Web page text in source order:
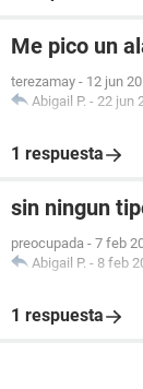
Me pico un
terezamay - 12 jun
Abigail P. - 22 jun
1 respuesta
sin ningun
preocupada - 7 feb
Abigail P. - 8 feb
1 respuesta